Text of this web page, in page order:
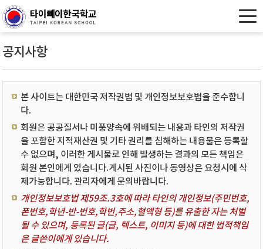
공지사항
본 사이트는 대한민국 저작권법 및 개인정보보호법을 준수합니
다.
회원은 공공질서나 미풍양속에 위배되는 내용과 타인의 저작권
을 포함한 지적재산권 및 기타 권리를 침해하는 내용물은 등록할
수 없으며, 이러한 게시물로 인해 발생하는 결과의 모든 책임은
회원 본인에게 있습니다.게시된 사진이나 동영상은 요청시에 삭
제가능합니다. 관리자에게 문의바랍니다.
개인정보보호법 제59조.3호에 따라 타인의 개인정보(주민번호,
폰번호,학년-반-번호,학번,주소,혈액형 등)를 유출한 자는 처벌
될 수 있으며, 등록된 글(글, 텍스트, 이미지 등)에 대한 법적책임
은 글쓴이에게 있습니다.